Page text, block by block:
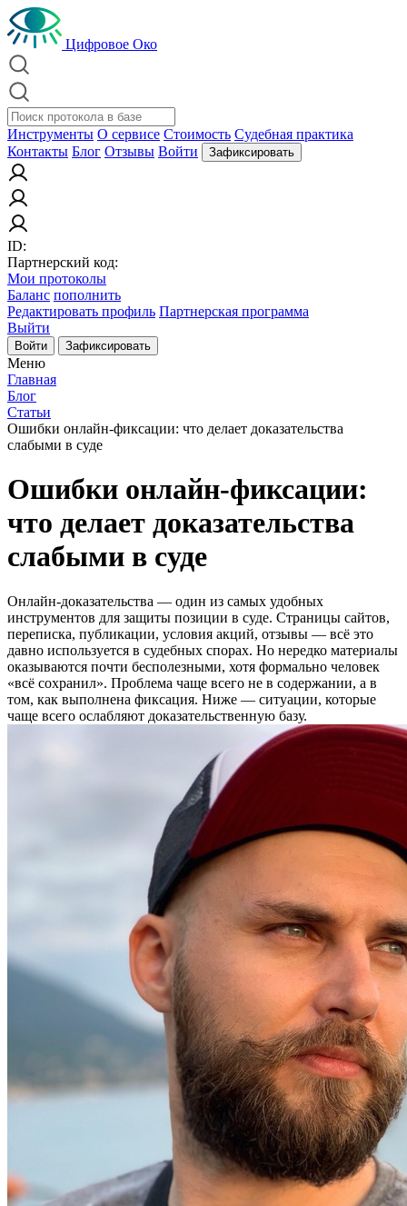
Цифровое Око
Инструменты О сервисе Стоимость Судебная практика
Контакты Блог Отзывы Войти Зафиксировать
ID:
Партнерский код:
Мои протоколы
Баланс пополнить
Редактировать профиль Партнерская программа
Выйти
Войти Зафиксировать
Меню
Главная
Блог
Статьи
Ошибки онлайн-фиксации: что делает доказательства
слабыми в суде
Ошибки онлайн-фиксации:
что делает доказательства
слабыми в суде
Онлайн-доказательства — один из самых удобных
инструментов для защиты позиции в суде. Страницы сайтов,
переписка, публикации, условия акций, отзывы — всё это
давно используется в судебных спорах. Но нередко материалы
оказываются почти бесполезными, хотя формально человек
«всё сохранил». Проблема чаще всего не в содержании, а в
том, как выполнена фиксация. Ниже — ситуации, которые
чаще всего ослабляют доказательственную базу.